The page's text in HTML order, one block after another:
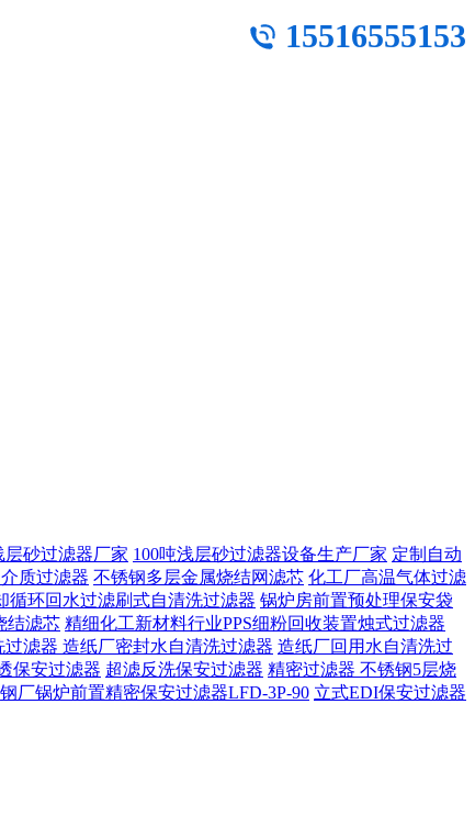
15516555153
层砂过滤器厂家 100吨浅层砂过滤器设备生产厂家 定制自动
质过滤器 不锈钢多层金属烧结网滤芯 化工厂高温气体过滤
循环回水过滤刷式自清洗过滤器 锅炉房前置预处理保安袋
结滤芯 精细化工新材料行业PPS细粉回收装置烛式过滤器
过滤器 造纸厂密封水自清洗过滤器 造纸厂回用水自清洗过
保安过滤器 超滤反洗保安过滤器 精密过滤器 不锈钢5层烧
钢厂锅炉前置精密保安过滤器LFD-3P-90 立式EDI保安过滤器